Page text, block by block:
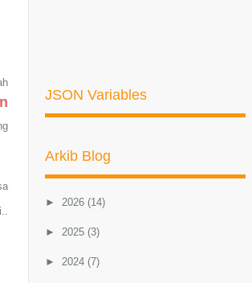
JSON Variables
Arkib Blog
► 2026 (14)
► 2025 (3)
► 2024 (7)